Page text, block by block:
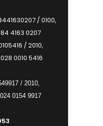
/ 0100,
4163 0207
/ 2010,
0010 5416
/ 2010,
0154 9917